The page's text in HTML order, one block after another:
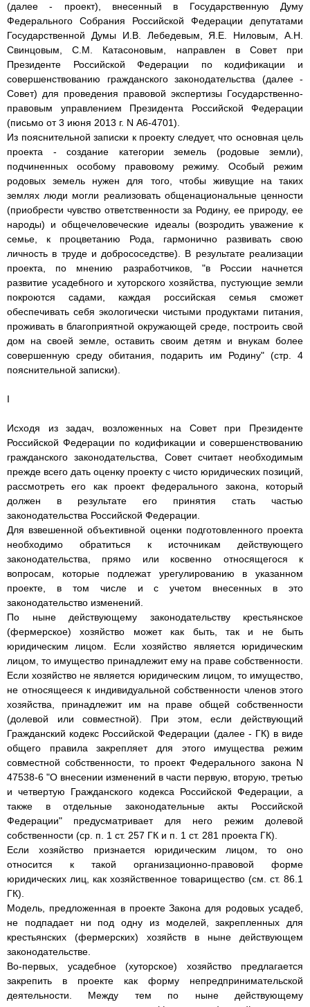
(далее - проект), внесенный в Государственную Думу
Федерального Собрания Российской Федерации депутатами
Государственной Думы И.В. Лебедевым, Я.Е. Ниловым, А.Н.
Свинцовым, С.М. Катасоновым, направлен в Совет при
Президенте Российской Федерации по кодификации и
совершенствованию гражданского законодательства (далее -
Совет) для проведения правовой экспертизы Государственно-
правовым управлением Президента Российской Федерации
(письмо от 3 июня 2013 г. N А6-4701).
Из пояснительной записки к проекту следует, что основная цель
проекта - создание категории земель (родовые земли),
подчиненных особому правовому режиму. Особый режим
родовых земель нужен для того, чтобы живущие на таких
землях люди могли реализовать общенациональные ценности
(приобрести чувство ответственности за Родину, ее природу, ее
народы) и общечеловеческие идеалы (возродить уважение к
семье, к процветанию Рода, гармонично развивать свою
личность в труде и добрососедстве). В результате реализации
проекта, по мнению разработчиков, "в России начнется
развитие усадебного и хуторского хозяйства, пустующие земли
покроются садами, каждая российская семья сможет
обеспечивать себя экологически чистыми продуктами питания,
проживать в благоприятной окружающей среде, построить свой
дом на своей земле, оставить своим детям и внукам более
совершенную среду обитания, подарить им Родину" (стр. 4
пояснительной записки).
I
Исходя из задач, возложенных на Совет при Президенте
Российской Федерации по кодификации и совершенствованию
гражданского законодательства, Совет считает необходимым
прежде всего дать оценку проекту с чисто юридических позиций,
рассмотреть его как проект федерального закона, который
должен в результате его принятия стать частью
законодательства Российской Федерации.
Для взвешенной объективной оценки подготовленного проекта
необходимо обратиться к источникам действующего
законодательства, прямо или косвенно относящегося к
вопросам, которые подлежат урегулированию в указанном
проекте, в том числе и с учетом внесенных в это
законодательство изменений.
По ныне действующему законодательству крестьянское
(фермерское) хозяйство может как быть, так и не быть
юридическим лицом. Если хозяйство является юридическим
лицом, то имущество принадлежит ему на праве собственности.
Если хозяйство не является юридическим лицом, то имущество,
не относящееся к индивидуальной собственности членов этого
хозяйства, принадлежит им на праве общей собственности
(долевой или совместной). При этом, если действующий
Гражданский кодекс Российской Федерации (далее - ГК) в виде
общего правила закрепляет для этого имущества режим
совместной собственности, то проект Федерального закона N
47538-6 "О внесении изменений в части первую, вторую, третью
и четвертую Гражданского кодекса Российской Федерации, а
также в отдельные законодательные акты Российской
Федерации" предусматривает для него режим долевой
собственности (ср. п. 1 ст. 257 ГК и п. 1 ст. 281 проекта ГК).
Если хозяйство признается юридическим лицом, то оно
относится к такой организационно-правовой форме
юридических лиц, как хозяйственное товарищество (см. ст. 86.1
ГК).
Модель, предложенная в проекте Закона для родовых усадеб,
не подпадает ни под одну из моделей, закрепленных для
крестьянских (фермерских) хозяйств в ныне действующем
законодательстве.
Во-первых, усадебное (хуторское) хозяйство предлагается
закрепить в проекте как форму непредпринимательской
деятельности. Между тем по ныне действующему